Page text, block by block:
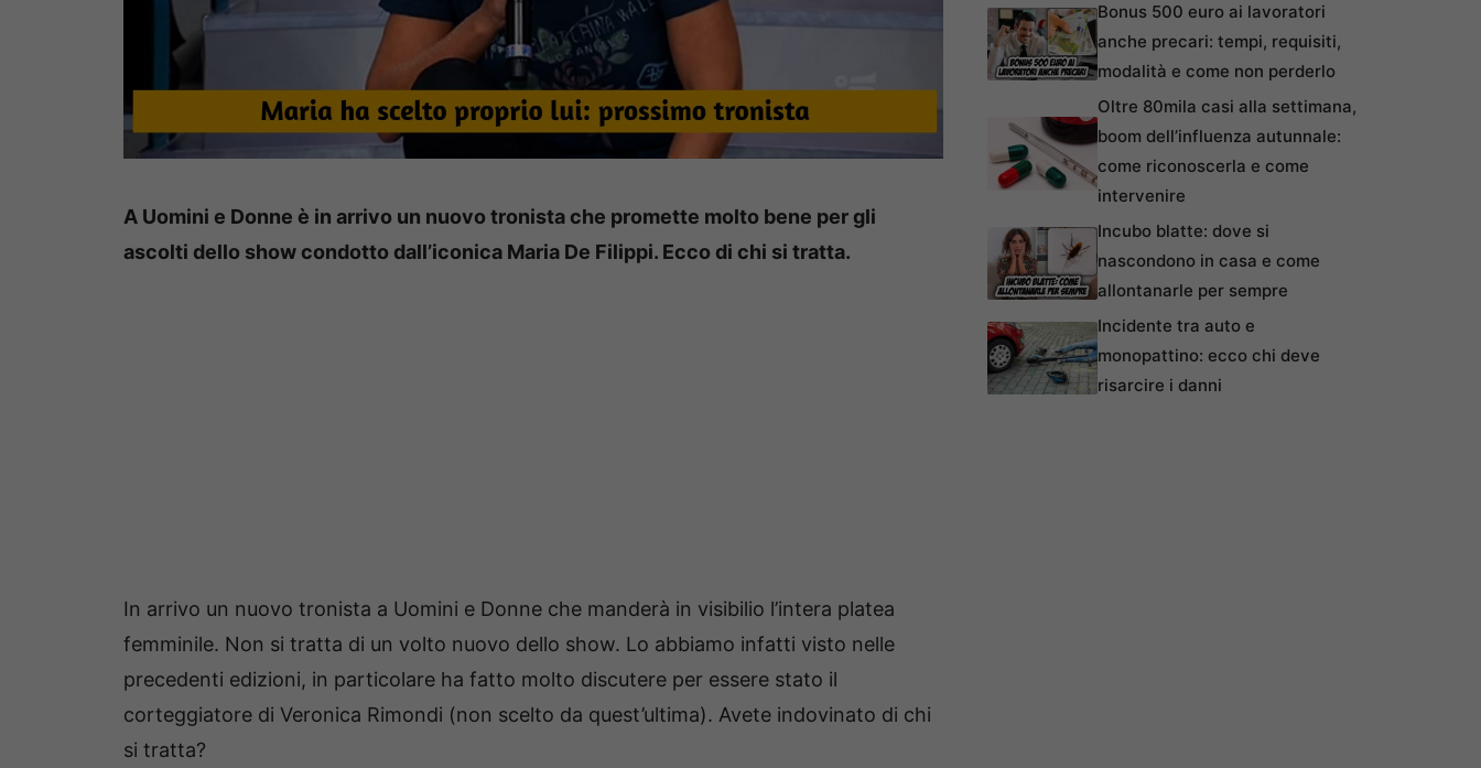
A Uomini e Donne è in arrivo un nuovo tronista che promette molto bene per gli
ascolti dello show condotto dall’iconica Maria De Filippi. Ecco di chi si tratta.
In arrivo un nuovo tronista a Uomini e Donne che manderà in visibilio l’intera platea
femminile. Non si tratta di un volto nuovo dello show. Lo abbiamo infatti visto nelle
precedenti edizioni, in particolare ha fatto molto discutere per essere stato il
corteggiatore di Veronica Rimondi (non scelto da quest’ultima). Avete indovinato di chi
si tratta?
Bonus 500 euro ai lavoratori
anche precari: tempi, requisiti,
modalità e come non perderlo
Oltre 80mila casi alla settimana,
boom dell’influenza autunnale:
come riconoscerla e come
intervenire
Incubo blatte: dove si
nascondono in casa e come
allontanarle per sempre
Incidente tra auto e
monopattino: ecco chi deve
risarcire i danni